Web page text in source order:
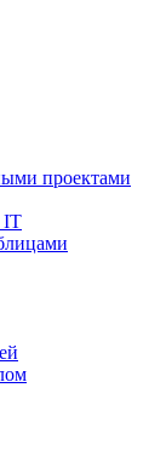
проектами
IT